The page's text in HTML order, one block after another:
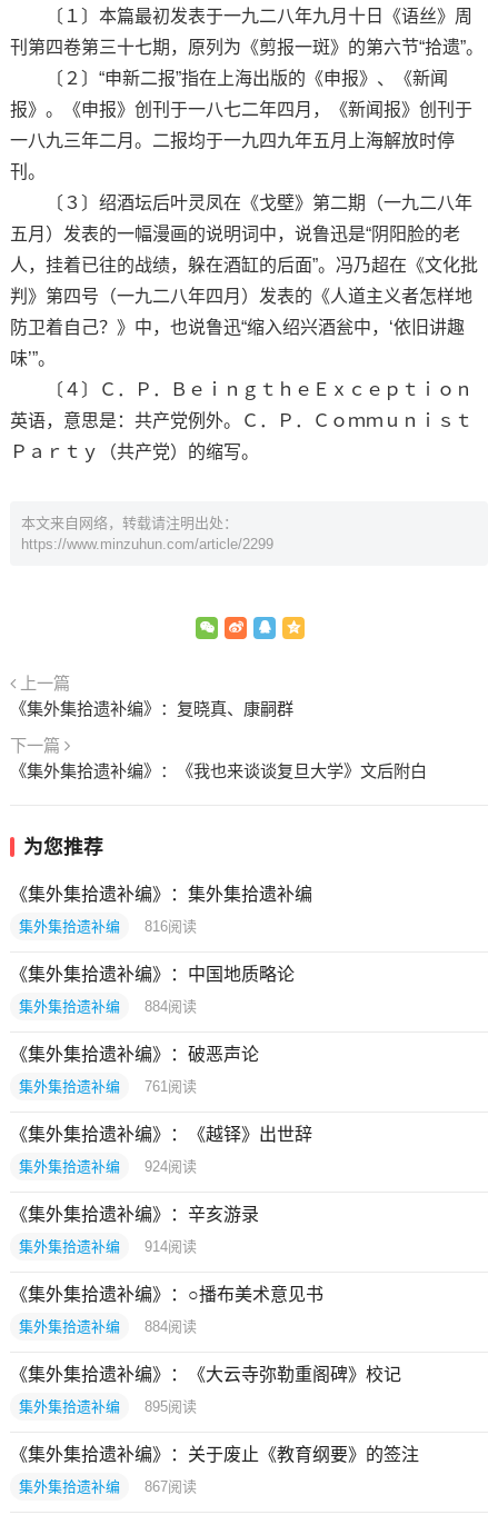
〔１〕本篇最初发表于一九二八年九月十日《语丝》周
刊第四卷第三十七期，原列为《剪报一斑》的第六节“拾遗”。
〔２〕“申新二报”指在上海出版的《申报》、《新闻
报》。《申报》创刊于一八七二年四月，《新闻报》创刊于
一八九三年二月。二报均于一九四九年五月上海解放时停
刊。
〔３〕绍酒坛后叶灵凤在《戈壁》第二期（一九二八年
五月）发表的一幅漫画的说明词中，说鲁迅是“阴阳脸的老
人，挂着已往的战绩，躲在酒缸的后面”。冯乃超在《文化批
判》第四号（一九二八年四月）发表的《人道主义者怎样地
防卫着自己？》中，也说鲁迅“缩入绍兴酒瓮中，‘依旧讲趣
味’”。
〔４〕Ｃ．Ｐ．ＢｅｉｎｇｔｈｅＥｘｃｅｐｔｉｏｎ
英语，意思是：共产党例外。Ｃ．Ｐ．Ｃｏｍｍｕｎｉｓｔ
Ｐａｒｔｙ（共产党）的缩写。
本文来自网络，转载请注明出处：
https://www.minzuhun.com/article/2299
上一篇
《集外集拾遗补编》：复晓真、康嗣群
下一篇
《集外集拾遗补编》：《我也来谈谈复旦大学》文后附白
为您推荐
《集外集拾遗补编》：集外集拾遗补编
集外集拾遗补编 816阅读
《集外集拾遗补编》：中国地质略论
集外集拾遗补编 884阅读
《集外集拾遗补编》：破恶声论
集外集拾遗补编 761 阅读
《集外集拾遗补编》：《越铎》出世辞
集外集拾遗补编 924阅读
《集外集拾遗补编》：辛亥游录
集外集拾遗补编 914阅读
《集外集拾遗补编》：○播布美术意见书
集外集拾遗补编 884阅读
《集外集拾遗补编》：《大云寺弥勒重阁碑》校记
集外集拾遗补编 895阅读
《集外集拾遗补编》：关于废止《教育纲要》的签注
集外集拾遗补编 867阅读